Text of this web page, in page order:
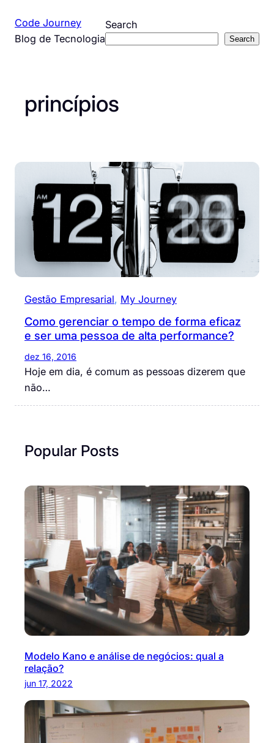
para
Code Journey
Blog de Tecnologia
Search
Search
princípios
Gestão Empresarial, My Journey
Como gerenciar o tempo de forma eficaz
e ser uma pessoa de alta performance?
dez 16, 2016
Hoje em dia, é comum as pessoas dizerem que
não…
Popular Posts
Modelo Kano e análise de negócios: qual a
relação?
jun 17, 2022